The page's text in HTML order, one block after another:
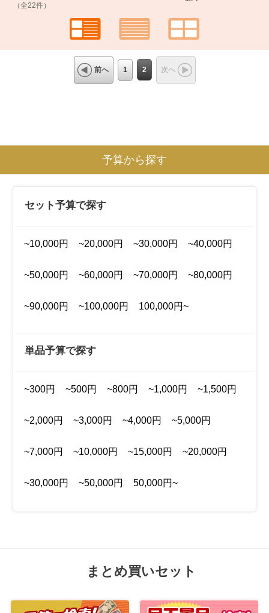
（全22件）
前へ 1 2 次へ
予算から探す
セット予算で探す
~10,000円 ~20,000円 ~30,000円 ~40,000円
~50,000円 ~60,000円 ~70,000円 ~80,000円
~90,000円 ~100,000円 100,000円~
単品予算で探す
~300円 ~500円 ~800円 ~1,000円 ~1,500円
~2,000円 ~3,000円 ~4,000円 ~5,000円
~7,000円 ~10,000円 ~15,000円 ~20,000円
~30,000円 ~50,000円 50,000円~
まとめ買いセット